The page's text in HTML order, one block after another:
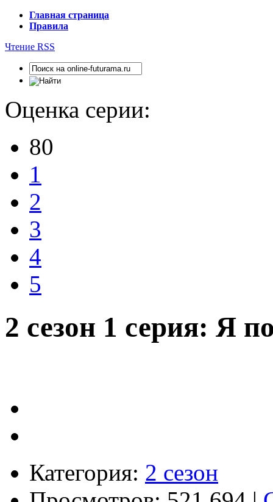
Главная страница
Правила
Чтение RSS
Оценка серии:
80
1
2
3
4
5
2 сезон 1 серия: Я
Категория: 2 сезон